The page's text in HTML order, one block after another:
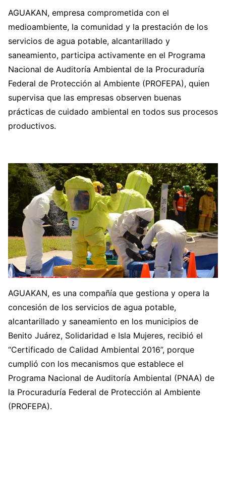
AGUAKAN, empresa comprometida con el
medioambiente, la comunidad y la prestación de los
servicios de agua potable, alcantarillado y
saneamiento, participa activamente en el Programa
Nacional de Auditoría Ambiental de la Procuraduría
Federal de Protección al Ambiente (PROFEPA), quien
supervisa que las empresas observen buenas
prácticas de cuidado ambiental en todos sus procesos
productivos.
AGUAKAN, es una compañía que gestiona y opera la
concesión de los servicios de agua potable,
alcantarillado y saneamiento en los municipios de
Benito Juárez, Solidaridad e Isla Mujeres, recibió el
“Certificado de Calidad Ambiental 2016”, porque
cumplió con los mecanismos que establece el
Programa Nacional de Auditoría Ambiental (PNAA) de
la Procuraduría Federal de Protección al Ambiente
(PROFEPA).